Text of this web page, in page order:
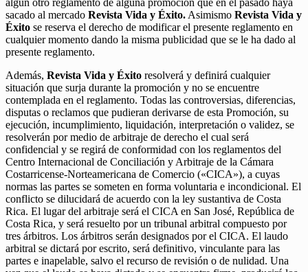
sacado al mercado Revista Vida y Éxito. Asimismo Revista Vida y
Éxito se reserva el derecho de modificar el presente reglamento en
cualquier momento dando la misma publicidad que se le ha dado al
presente reglamento.
Además, Revista Vida y Éxito resolverá y definirá cualquier
situación que surja durante la promoción y no se encuentre
contemplada en el reglamento. Todas las controversias, diferencias,
disputas o reclamos que pudieran derivarse de esta Promoción, su
ejecución, incumplimiento, liquidación, interpretación o validez, se
resolverán por medio de arbitraje de derecho el cual será
confidencial y se regirá de conformidad con los reglamentos del
Centro Internacional de Conciliación y Arbitraje de la Cámara
Costarricense-Norteamericana de Comercio («CICA»), a cuyas
normas las partes se someten en forma voluntaria e incondicional. El
conflicto se dilucidará de acuerdo con la ley sustantiva de Costa
Rica. El lugar del arbitraje será el CICA en San José, República de
Costa Rica, y será resuelto por un tribunal arbitral compuesto por
tres árbitros. Los árbitros serán designados por el CICA. El laudo
arbitral se dictará por escrito, será definitivo, vinculante para las
partes e inapelable, salvo el recurso de revisión o de nulidad. Una